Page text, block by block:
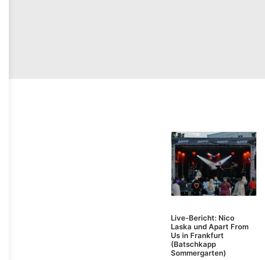
Live-Bericht: Nico
Laska und Apart From
Us in Frankfurt
(Batschkapp
Sommergarten)